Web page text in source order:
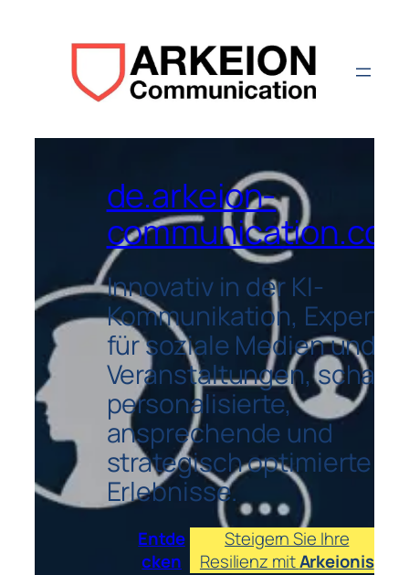
de.arkeion-
Innovativ in der KI-
Kommunikation, Experte
für soziale Medien und
Veranstaltungen, schafft
personalisierte,
ansprechende und
strategisch optimierte
Erlebnisse.
Entde
cken
Steigern Sie Ihre
Resilienz mitArkeionis